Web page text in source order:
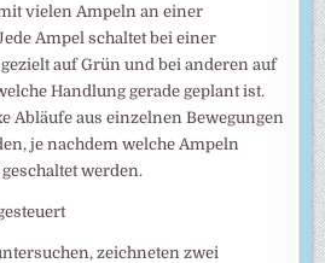
vielen Ampeln an einer
Ampel schaltet bei einer
auf Grün und bei anderen auf
Handlung gerade geplant ist.
Abläufe aus einzelnen Bewegungen
je nachdem welche Ampeln
werden.
zeichneten zwei